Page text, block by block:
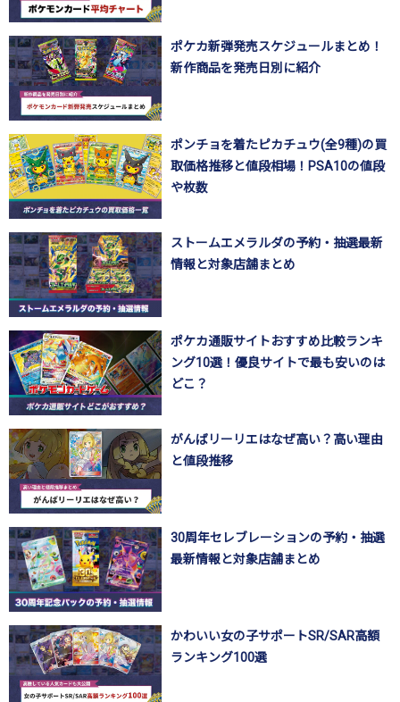
ポケカ新弾発売スケジュールまとめ！
新作商品を発売日別に紹介
ポンチョを着たピカチュウ(全9種)の買
取価格推移と値段相場！PSA10の値段
や枚数
ストームエメラルダの予約・抽選最新
情報と対象店舗まとめ
ポケカ通販サイトおすすめ比較ランキ
ング10選！優良サイトで最も安いのは
どこ？
がんばリーリエはなぜ高い？高い理由
と値段推移
30周年セレブレーションの予約・抽選
最新情報と対象店舗まとめ
かわいい女の子サポートSR/SAR高額
ランキング100選